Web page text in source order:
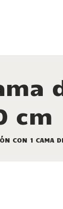
cm
CON 1 CAMA